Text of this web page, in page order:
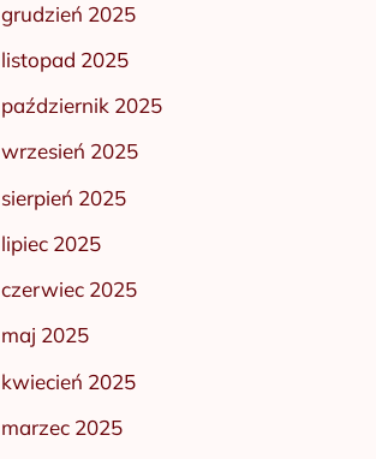
grudzień 2025
listopad 2025
październik 2025
wrzesień 2025
sierpień 2025
lipiec 2025
czerwiec 2025
maj 2025
kwiecień 2025
marzec 2025